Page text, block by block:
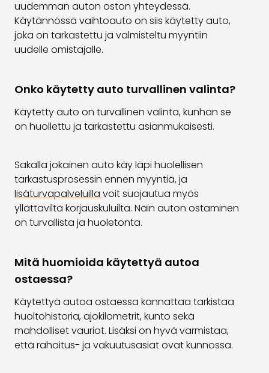
uudemman auton oston yhteydessä.
Käytännössä vaihtoauto on siis käytetty auto,
joka on tarkastettu ja valmisteltu myyntiin
uudelle omistajalle.
Onko käytetty auto turvallinen valinta?
Käytetty auto on turvallinen valinta, kunhan se
on huollettu ja tarkastettu asianmukaisesti.
Sakalla jokainen auto käy läpi huolellisen
tarkastusprosessin ennen myyntiä, ja
lisäturvapalveluilla voit suojautua myös
yllättäviltä korjauskuluilta. Näin auton ostaminen
on turvallista ja huoletonta.
Mitä huomioida käytettyä autoa
ostaessa?
Käytettyä autoa ostaessa kannattaa tarkistaa
huoltohistoria, ajokilometrit, kunto sekä
mahdolliset vauriot. Lisäksi on hyvä varmistaa,
että rahoitus- ja vakuutusasiat ovat kunnossa.